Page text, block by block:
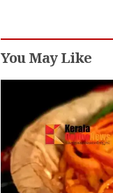
വകുപ്പ്
You May Like